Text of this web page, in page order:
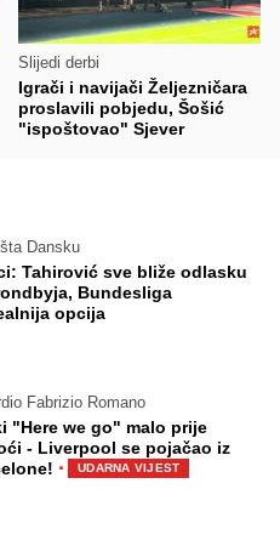
Slijedi derbi
Igrači i navijači Željezničara
proslavili pobjedu, Šošić
"ispoštovao" Sjever
Dansku
Tahirović sve bliže odlasku
Bundesliga
opcija
Fabrizio Romano
"Here we go" malo prije
- Liverpool se pojačao iz
· UDARNA VIJEST